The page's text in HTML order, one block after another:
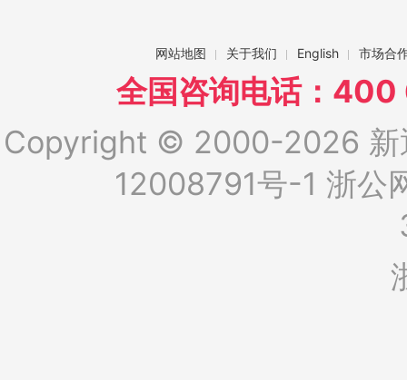
网站地图 关于我们 English 市场合
全国咨询电话：
Copyright © 2000-2026 新
12008791号-1 浙公